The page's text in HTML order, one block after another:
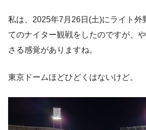
私は、2025年7月26日(土)にライト外
てのナイター観戦をしたのですが、
さる感覚がありますね。
東京ドームほどひどくはないけど。